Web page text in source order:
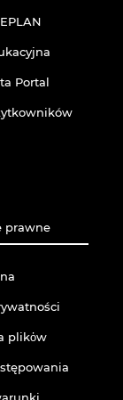
Portal
prawne
plikὀw